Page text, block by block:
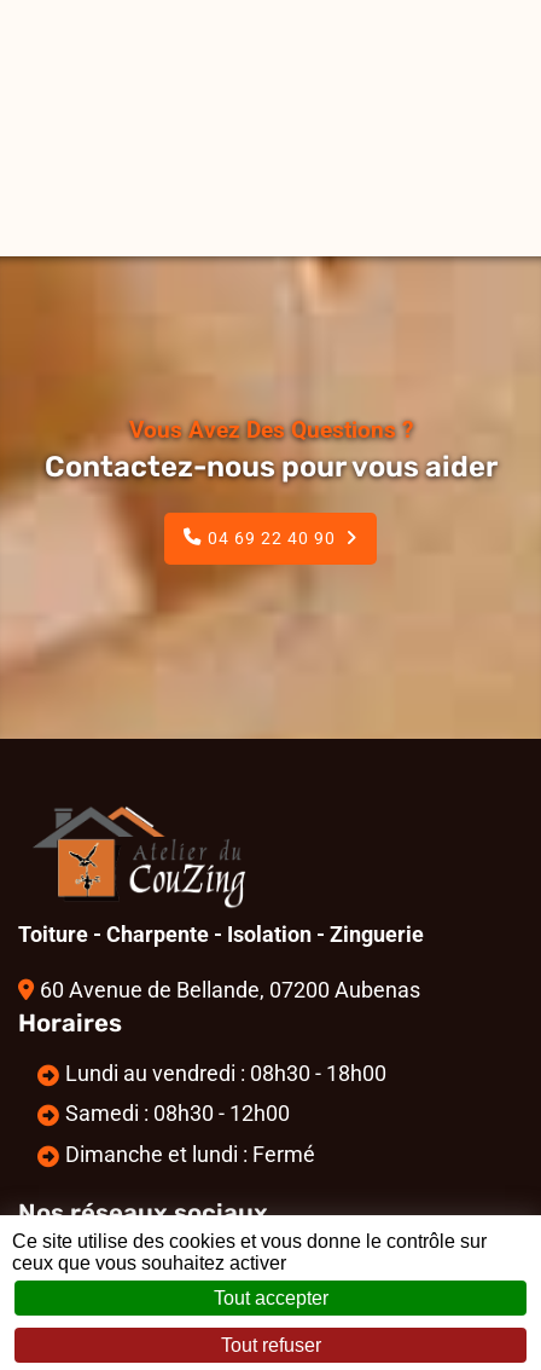
Vous Avez Des Questions ?
Contactez-nous pour vous aider
04 69 22 40 90
Toiture - Charpente - Isolation - Zinguerie
60 Avenue de Bellande, 07200 Aubenas
Horaires
Lundi au vendredi : 08h30 - 18h00
Samedi : 08h30 - 12h00
Dimanche et lundi : Fermé
Nos réseaux sociaux
Ce site utilise des cookies et vous donne le contrôle sur
ceux que vous souhaitez activer
Tout accepter
Tout refuser